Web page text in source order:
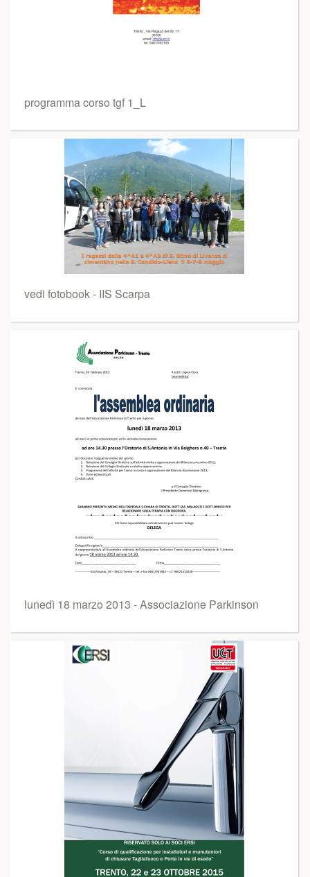
programma corso tgf 1_L
vedi fotobook - IIS Scarpa
lunedì 18 marzo 2013 - Associazione Parkinson